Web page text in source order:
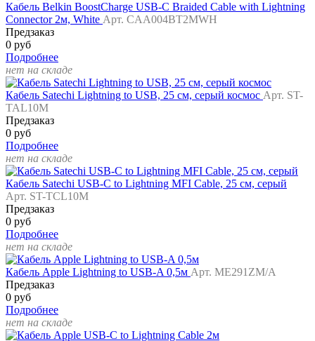
Кабель Belkin BoostCharge USB-C Braided Cable with Lightning
Connector 2м, White Арт. CAA004BT2MWH
Предзаказ
0 руб
Подробнее
нет на складе
Кабель Satechi Lightning to USB, 25 см, серый космос Арт. ST-
TAL10M
Предзаказ
0 руб
Подробнее
нет на складе
Кабель Satechi USB-C to Lightning MFI Cable, 25 см, серый
Арт. ST-TCL10M
Предзаказ
0 руб
Подробнее
нет на складе
Кабель Apple Lightning to USB-A 0,5м Арт. ME291ZM/A
Предзаказ
0 руб
Подробнее
нет на складе